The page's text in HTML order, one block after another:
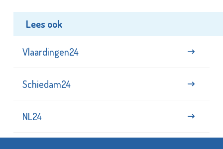
Lees ook
Vlaardingen24
Schiedam24
NL24